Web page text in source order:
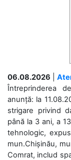
06.08.2026
Întreprinderea
anunță: la
strigare privind
până la 3 ani, a
tehnologic,
mun.Chișinău,
Comrat, includ